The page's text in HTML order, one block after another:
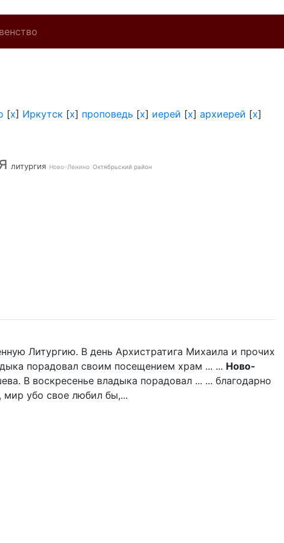
[x] Иркутск [x] проповедь [x] иерей [x] архиерей [x]
литургия Ново-Ленино Октябрьский район
Литургию. В день Архистратига Михаила и прочих
порадовал своим посещением храм ... ... Ново-
В воскресенье владыка порадовал ... ... благодарно
убо свое любил бы,...